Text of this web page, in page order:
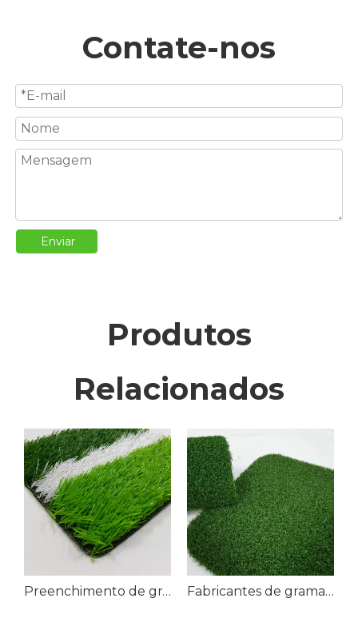
Contate-nos
Enviar
Produtos
Relacionados
Preenchimento de grama artificial de futebol para campo de futebol Fabricantes de grama artificial para esportes na China